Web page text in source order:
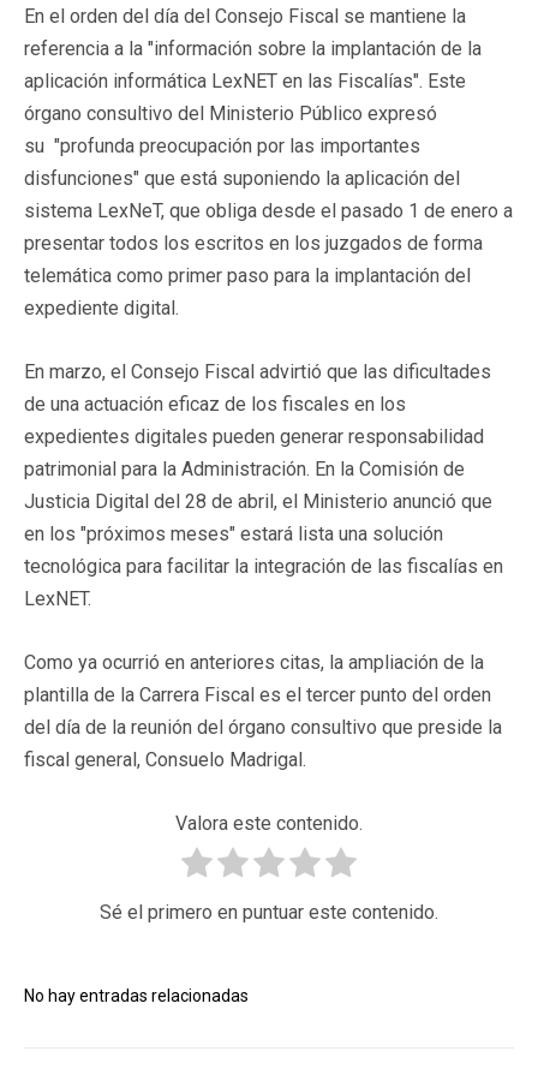
En el orden del día del Consejo Fiscal se mantiene la
referencia a la "información sobre la implantación de la
aplicación informática LexNET en las Fiscalías". Este
órgano consultivo del Ministerio Público expresó
su "profunda preocupación por las importantes
disfunciones" que está suponiendo la aplicación del
sistema LexNeT, que obliga desde el pasado 1 de enero a
presentar todos los escritos en los juzgados de forma
telemática como primer paso para la implantación del
expediente digital.
En marzo, el Consejo Fiscal advirtió que las dificultades
de una actuación eficaz de los fiscales en los
expedientes digitales pueden generar responsabilidad
patrimonial para la Administración. En la Comisión de
Justicia Digital del 28 de abril, el Ministerio anunció que
en los "próximos meses" estará lista una solución
tecnológica para facilitar la integración de las fiscalías en
LexNET.
Como ya ocurrió en anteriores citas, la ampliación de la
plantilla de la Carrera Fiscal es el tercer punto del orden
del día de la reunión del órgano consultivo que preside la
fiscal general, Consuelo Madrigal.
Valora este contenido.
Sé el primero en puntuar este contenido.
No hay entradas relacionadas